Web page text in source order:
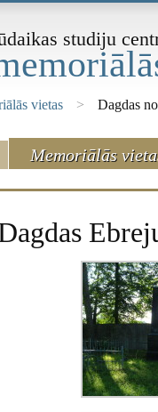
studiju
vietas > Dagdas
Memoriālās